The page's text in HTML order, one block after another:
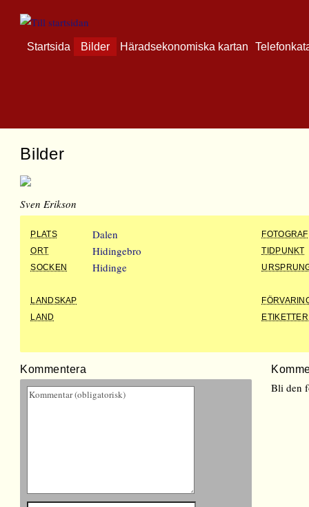
Startsida Bilder Häradsekonomiska kartan
Bilder
Sven Erikson
PLATS Dalen
FOTOGRAF
ORT
Hidingebro
TIDPUNKT
SOCKEN
Hidinge
LANDSKAP
LAND
ETIKETTER
Kommentera
Bli den